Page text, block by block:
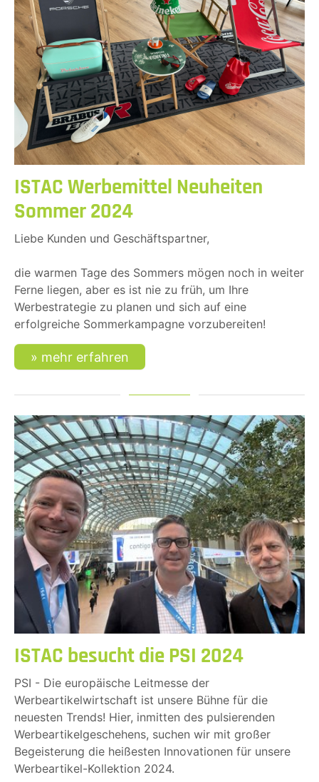
ISTAC Werbemittel Neuheiten
Sommer 2024
Liebe Kunden und Geschäftspartner,
die warmen Tage des Sommers mögen noch in weiter
Ferne liegen, aber es ist nie zu früh, um Ihre
Werbestrategie zu planen und sich auf eine
erfolgreiche Sommerkampagne vorzubereiten!
mehr erfahren
ISTAC besucht die PSI 2024
PSI - Die europäische Leitmesse der
Werbeartikelwirtschaft ist unsere Bühne für die
neuesten Trends! Hier, inmitten des pulsierenden
Werbeartikelgeschehens, suchen wir mit großer
Begeisterung die heißesten Innovationen für unsere
Werbeartikel-Kollektion 2024.